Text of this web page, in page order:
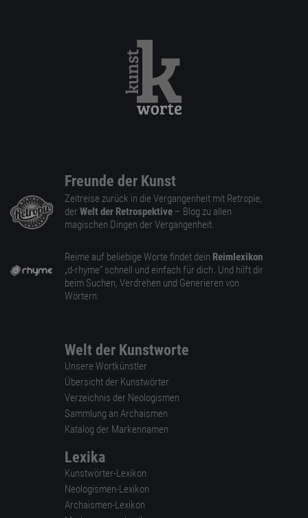
Freunde der Kunst
Zeitreise zurück in die Vergangenheit mit Retropie,
der Welt der Retrospektive – Blog zu allen
magischen Dingen der Vergangenheit.
Reime auf beliebige Worte findet dein Reimlexikon
„d-rhyme” schnell und einfach für dich. Und hilft dir
beim Suchen, Verdrehen und Generieren von
Wörtern.
Welt der Kunstworte
Unsere Wortkünstler
Übersicht der Kunstwörter
Verzeichnis der Neologismen
Sammlung an Archaismen
Katalog der Markennamen
Lexika
Kunstwörter-Lexikon
Neologismen-Lexikon
Archaismen-Lexikon